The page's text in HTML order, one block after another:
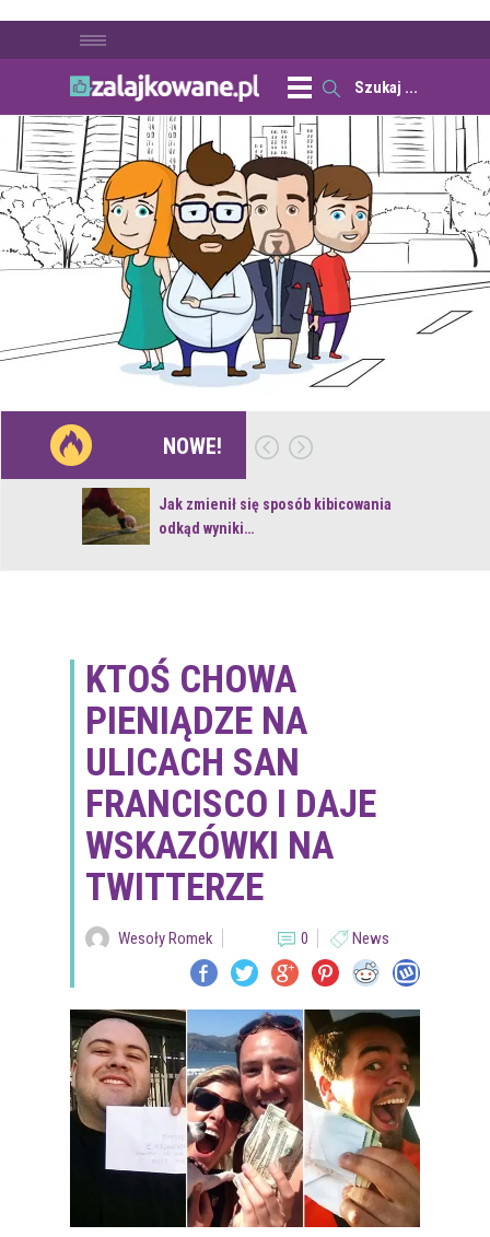
NOWE!
Jak zmienił się sposób kibicowania
odkąd wyniki…
KTOŚ CHOWA
PIENIĄDZE NA
ULICACH SAN
FRANCISCO I DAJE
WSKAZÓWKI NA
TWITTERZE
Wesoły Romek 0 News